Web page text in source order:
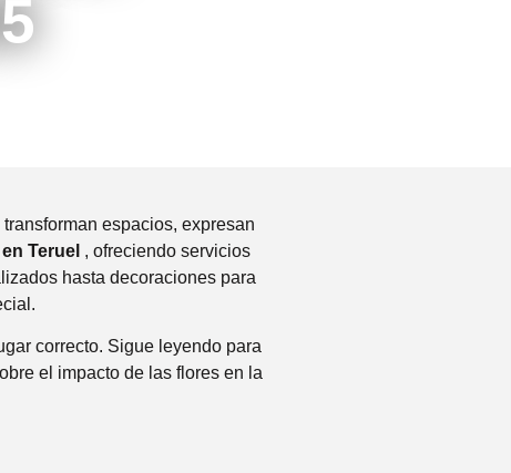
espacios, expresan
Teruel , ofreciendo servicios
hasta decoraciones para
correcto. Sigue leyendo para
el impacto de las flores en la